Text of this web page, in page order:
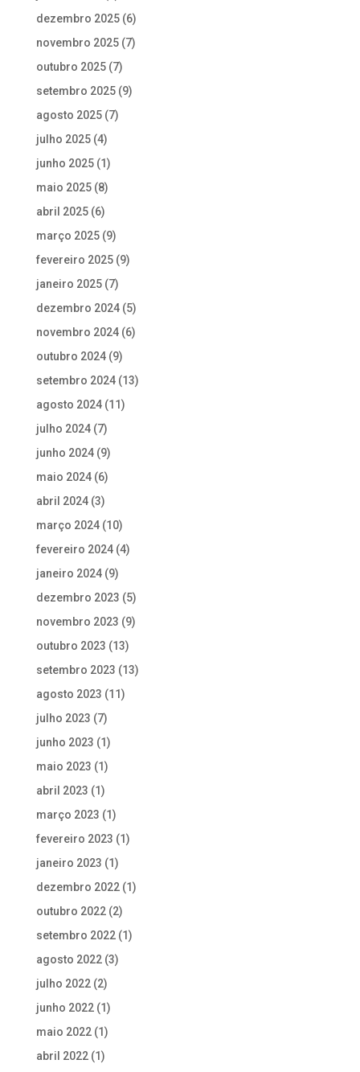
dezembro 2025(6)
novembro 2025(7)
outubro 2025(7)
setembro 2025(9)
agosto 2025(7)
julho 2025(4)
junho 2025(1)
maio 2025(8)
abril 2025(6)
março 2025(9)
fevereiro 2025(9)
janeiro 2025(7)
dezembro 2024(5)
novembro 2024(6)
outubro 2024(9)
setembro 2024(13)
agosto 2024(11)
julho 2024(7)
junho 2024(9)
maio 2024(6)
abril 2024(3)
março 2024(10)
fevereiro 2024(4)
janeiro 2024(9)
dezembro 2023 (5)
novembro 2023 (9)
outubro 2023 (13)
setembro 2023 (13)
agosto 2023 (11)
julho 2023 (7)
junho 2023 (1)
maio 2023 (1)
abril 2023 (1)
março 2023 (1)
fevereiro 2023 (1)
janeiro 2023 (1)
dezembro 2022(1)
outubro 2022(2)
setembro 2022(1)
agosto 2022(3)
julho 2022(2)
junho 2022(1)
maio 2022(1)
abril 2022(1)